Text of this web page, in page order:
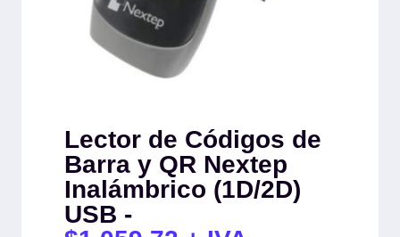
Lector de Códigos de
Barra y QR Nextep
Inalámbrico (1D/2D)
USB -